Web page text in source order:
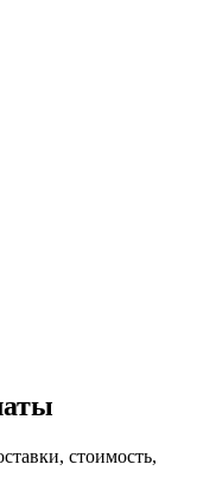
стоимость,